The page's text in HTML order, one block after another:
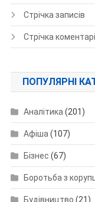
Стрічка записів
Стрічка
ПОПУЛЯРНІ
Аналітика (201)
Афіша (107)
Бізнес (67)
Боротьба з
Будівництво (21)